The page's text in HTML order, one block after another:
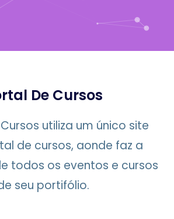
De Cursos
utiliza um único site
de cursos, aonde faz a
todos os eventos e cursos
seu portifólio.